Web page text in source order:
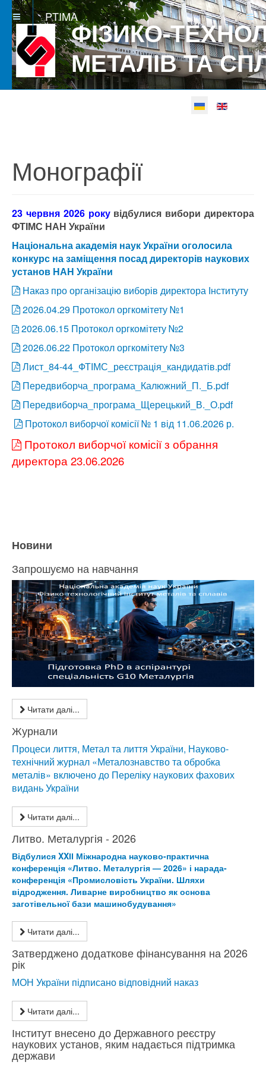
ФІЗИКО-
МЕТАЛІВ ТА
PTIMA
Виберіть свою мову
Монографії
23 червня 2026 року відбулися вибори директора
ФТІМС НАН України
Національна академія наук України оголосила
конкурс на заміщення посад директорів наукових
установ НАН України
Наказ про організацію виборів директора Інституту
2026.04.29 Протокол оргкомітету №1
2026.06.15 Протокол оргкомітету №2
2026.06.22 Протокол оргкомітету №3
Лист_84-44_ФТІМС_реєстрація_кандидатів.pdf
Передвиборча_програма_Калюжний_П._Б.pdf
Передвиборча_програма_Щерецький_В._О.pdf
Протокол виборчої комісії № 1 від 11.06.2026 р.
Протокол виборчої комісії з обрання
директора 23.06.2026
Новини
Запрошуємо на навчання
Читати далі...
Журнали
Процеси лиття, Метал та лиття України, Науково-
технічний журнал «Металознавство та обробка
металів» включено до Переліку наукових фахових
видань України
Читати далі...
Литво. Металургія - 2026
Відбулися XXІІ Міжнародна науково-практична
конференція «Литво. Металургія — 2026» і нарада-
конференція «Промисловість України. Шляхи
відродження. Ливарне виробництво як основа
заготівельної бази машинобудування»
Читати далі...
Затверджено додаткове фінансування на 2026
рік
МОН України підписано відповідний наказ
Читати далі...
Інститут внесено до Державного реєстру
наукових установ, яким надається підтримка
держави